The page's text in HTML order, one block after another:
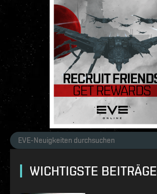
WICHTIGSTE BEITRÄGE